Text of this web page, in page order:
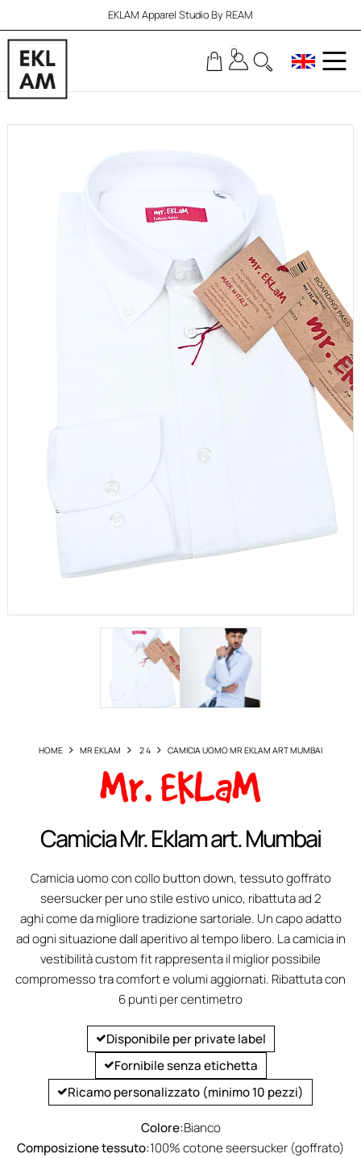
EKLAM Apparel Studio By REAM
0
HOME MR EKLAM 2 4 CAMICIA UOMO MR EKLAM ART MUMBAI
Camicia Mr. Eklam art. Mumbai
Camicia uomo con collo button down, tessuto goffrato
seersucker per uno stile estivo unico, ribattuta ad 2
aghi come da migliore tradizione sartoriale. Un capo adatto
ad ogni situazione dall aperitivo al tempo libero. La camicia in
vestibilità custom fit rappresenta il miglior possibile
compromesso tra comfort e volumi aggiornati. Ribattuta con
6 punti per centimetro
Disponibile per private label
Fornibile senza etichetta
Ricamo personalizzato (minimo 10 pezzi)
Colore:Bianco
Composizione tessuto:100% cotone seersucker (goffrato)